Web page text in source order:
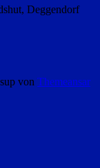
Deggendorf
von Themeansar